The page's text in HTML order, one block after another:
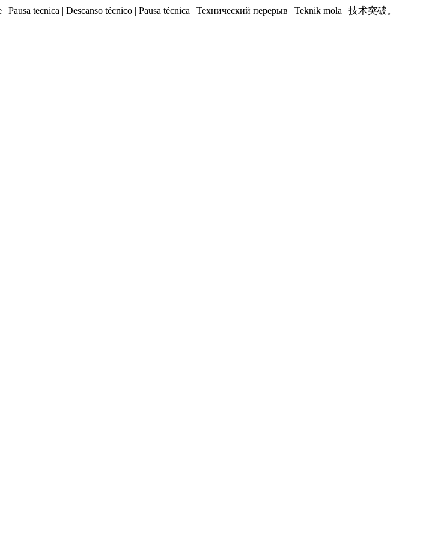
Pausa tecnica | Descanso técnico | Pausa técnica | Технический перерыв | Teknik mola | 技术突破。